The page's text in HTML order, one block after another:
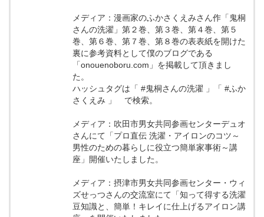
メディア：漫画家のふかさくえみさん作「鬼桐
さんの洗濯」第２巻、第３巻、第４巻、第５
巻、第６巻、第７巻、第８巻の表表紙を開けた
裏に参考資料として僕のブログである
「onouenoboru.com」を掲載して頂きまし
た。
ハッシュタグは「 #鬼桐さんの洗濯 」「 #ふか
さくえみ 」 で検索。
メディア：吹田市男女共同参画センターデュオ
さんにて「プロ直伝 洗濯・アイロンのコツ～
男性のための暮らしに役立つ簡単家事術～講
座」開催いたしました。
メディア：摂津市男女共同参画センター・ウィ
ズせっつさんの交流室にて「知って得する洗濯
豆知識と、簡単！キレイに仕上げるアイロン講